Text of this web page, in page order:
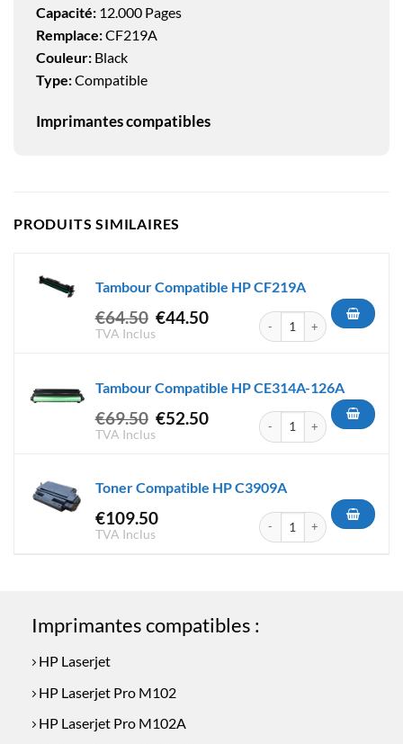
Capacité: 12.000 Pages
Remplace:CF219A
Couleur: Black
Type:Compatible
Imprimantes compatibles
PRODUITS SIMILAIRES
Tambour Compatible HP CF219A
€64.50 Le
€64.50.
€44.50Le
€44.50.
TVA Inclus
quantité de Tambour
Tambour Compatible HP CE314A-126A
€69.50 Le
€69.50.
€52.50Le
€52.50.
TVA Inclus
quantité de Tambour
Toner Compatible HP C3909A
€109.50
TVA Inclus
quantité de Toner
Imprimantes compatibles :
HP Laserjet
HP Laserjet Pro M102
HP Laserjet Pro M102A